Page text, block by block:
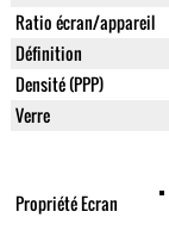
Ratio écran/appareil
Définition
Densité (PPP)
Verre
Propriété Ecran